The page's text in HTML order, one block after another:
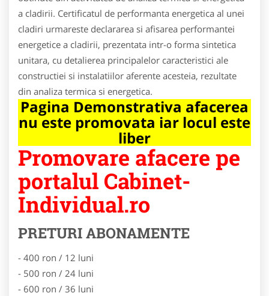
a cladirii. Certificatul de performanta energetica al unei
cladiri urmareste declararea si afisarea performantei
energetice a cladirii, prezentata intr-o forma sintetica
unitara, cu detalierea principalelor caracteristici ale
constructiei si instalatiilor aferente acesteia, rezultate
din analiza termica si energetica.
Pagina Demonstrativa afacerea
nu este promovata iar locul este
liber
Promovare afacere pe
portalul Cabinet-
Individual.ro
PRETURI ABONAMENTE
- 400 ron / 12 luni
- 500 ron / 24 luni
- 600 ron / 36 luni